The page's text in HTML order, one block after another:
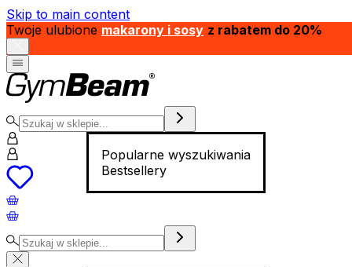
Skip to main content
Twoje ulubione makarony i sosy z rabatem do 20%
Popularne wyszukiwania
Bestsellery